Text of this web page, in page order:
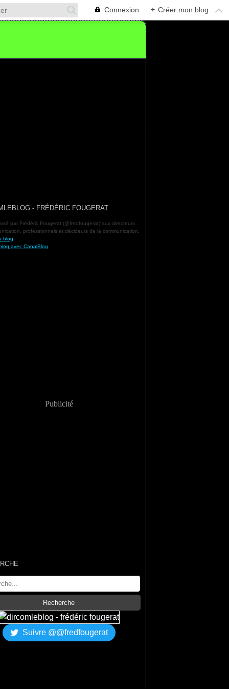
Connexion + Créer mon blog
- FRÉDÉRIC FOUGERAT
par Frédéric Fougerat (@fredfougerat) aux directeurs
professionnels et décideurs de la communication.
blog
avec CanalBlog
Publicité
Suivre @@fredfougerat